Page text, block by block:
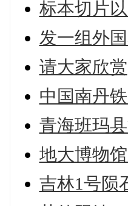
标本切片
发一组外
请大家欣赏
中国南丹
青海班玛
地大博物
吉林1号陨